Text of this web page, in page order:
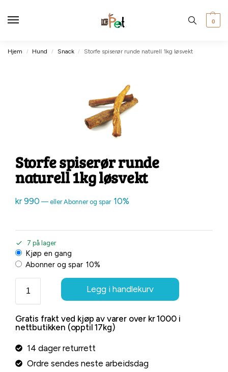
0
Hjem / Hund / Snack / Storfe spiserør runde naturell 1kg løsvekt
Storfe spiserør runde
naturell 1kg løsvekt
kr990 — eller Abonner og spar 10%
7 på lager
Kjøp en gang
Abonner og spar 10%
Legg i handlekurv
Gratis frakt ved kjøp av varer over kr 1000 i
nettbutikken (opptil 17kg)
14 dager returrett
Ordre sendes neste arbeidsdag